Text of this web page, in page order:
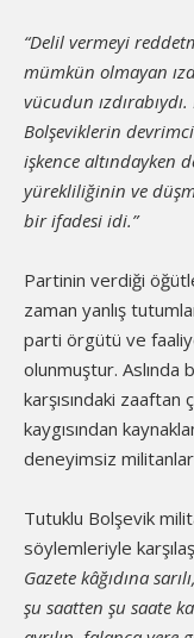
“Delil vermeyi
mümkün olmayan
vücudun
Bolşeviklerin
işkence altındayken
yürekliliğinin ve
bir ifadesi idi.”
Partinin verdiği
zaman yanlış
parti örgütü ve
olunmuştur. Aslında
karşısındaki
kaygısından
deneyimsiz
Tutuklu Bolşevik
söylemleriyle
Gazete kâğıdına
şu saatten şu saate